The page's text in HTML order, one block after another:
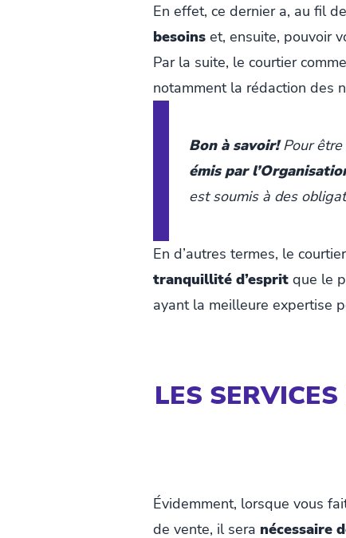
En effet, ce dernier a, au fil
besoins et, ensuite, pouvoir
Par la suite, le courtier
notamment la rédaction des
Bon à savoir!Pour être
émis par
est soumis à des
En d’autres termes, le
tranquillité d’esprit que le
ayant la meilleure expertise
LES
Évidemment, lorsque vous
de vente, il sera nécessaire